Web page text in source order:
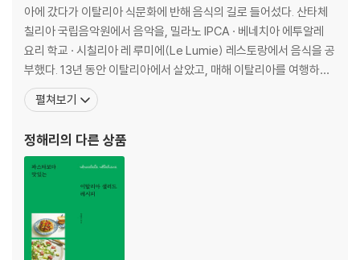
소화 돕는 식후주 리몬첼로
군침 도는 새콤함 레몬소르벳또
PART 2 푸근하고 정 넘치는 이탈리아 할머니 레시피
하숙집 할머니, 기숙사 수녀님, 친구들의 어머니 음식
이게 시금치라니 시금치살타토
시칠리아식 가지절임
이탈리아의 라따뚜이 가지카포나타
세상에서 가장 작은 파스타 쿠스쿠스샐러드
서커스 마차의 이름 카로짜
채소와 보리를 듬뿍 보리수프
아에 갔다가 이탈리아 식문화에 반해 음식의 길로 들어섰다. 산타체
칠리아 국립음악원에서 음악을, 밀라노 IPCA · 베네치아 에투알레
요리 학교 · 시칠리아 레 루미에(Le Lumie) 레스토랑에서 음식을 공
부했다. 13년 동안 이탈리아에서 살았고, 매해 이탈리아를 여행하면
서 가정식부터 미슐랭 레스토랑 메뉴까지, 남부 시칠리아에서 북부
밀라노까지 폭넓게 이탈리아 요리를 경험하고 알려왔다. 현재는 시칠
칠리안101과 스테이에르바를 운영하고 있다. 저
펼쳐보기
정해리 의 다른 상품